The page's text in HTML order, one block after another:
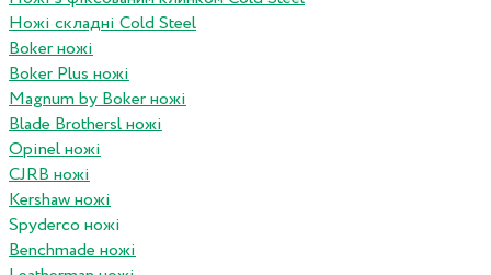
Ножі складні Cold Steel
Boker ножі
Boker Plus ножі
Magnum by Boker ножі
Blade Brothersl ножі
Opinel ножі
CJRB ножі
Kershaw ножі
Spyderco ножі
Benchmade ножі